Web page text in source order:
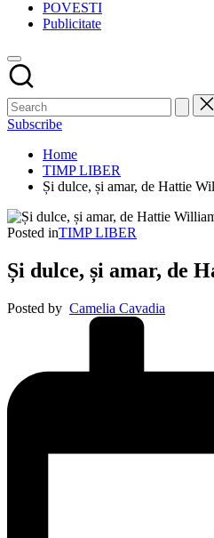
POVESTI
Publicitate
Subscribe
Home
TIMP LIBER
Și dulce, și amar, de Hattie
Posted inTIMP LIBER
Și dulce, și amar, de
Posted by Camelia Cavadia